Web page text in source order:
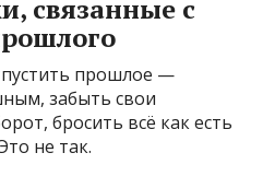
связанные с
прошлое —
забыть свои
бросить всё как есть
не так.